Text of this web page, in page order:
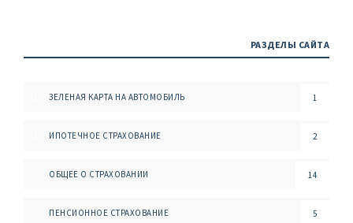
РАЗДЕЛЫ САЙТА
ЗЕЛЕНАЯ КАРТА НА АВТОМОБИЛЬ 1
ИПОТЕЧНОЕ СТРАХОВАНИЕ 2
ОБЩЕЕ О СТРАХОВАНИИ 14
ПЕНСИОННОЕ СТРАХОВАНИЕ 5